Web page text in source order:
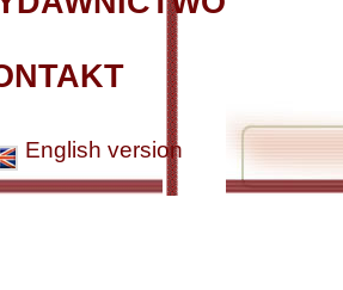
English version